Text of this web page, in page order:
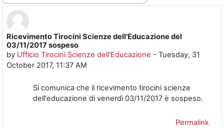
Ricevimento Tirocini Scienze dell'Educazione del
03/11/2017 sospeso
by Ufficio Tirocini Scienze dell'Educazione - Tuesday, 31
October 2017, 11:37 AM
Number of replies: 0
Si comunica che il ricevimento tirocini scienze
dell'educazione di venerdì 03/11/2017 è sospeso.
Permalink